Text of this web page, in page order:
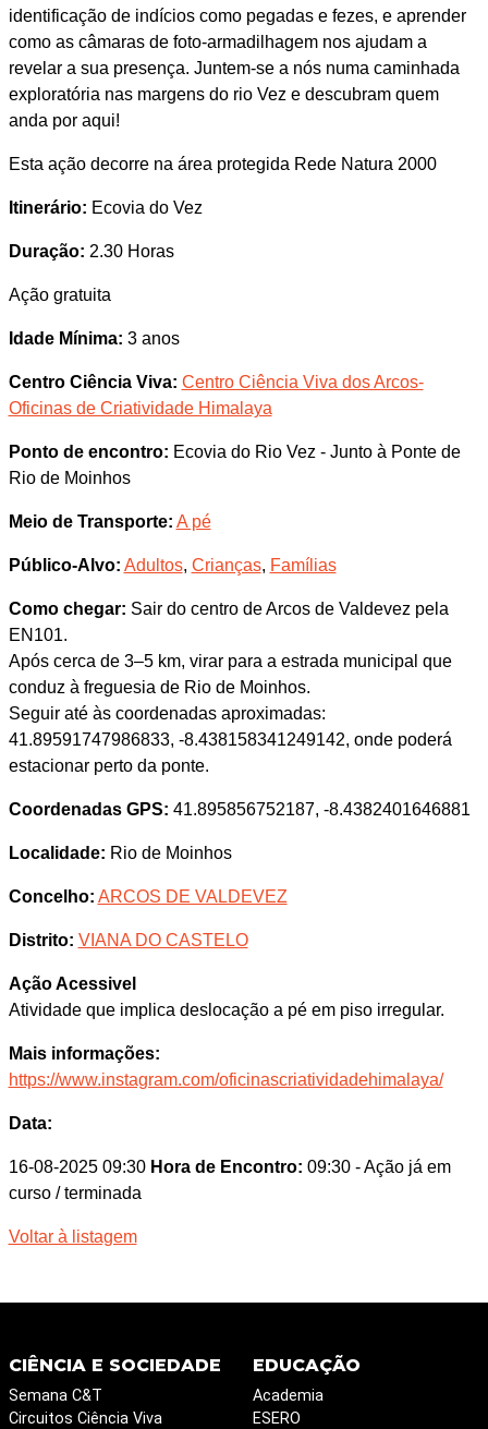
identificação de indícios como pegadas e fezes, e aprender
como as câmaras de foto-armadilhagem nos ajudam a
revelar a sua presença. Juntem-se a nós numa caminhada
exploratória nas margens do rio Vez e descubram quem
anda por aqui!
Esta ação decorre na área protegida Rede Natura 2000
Itinerário: Ecovia do Vez
Duração: 2.30 Horas
Ação gratuita
Idade Mínima: 3 anos
Centro Ciência Viva: Centro Ciência Viva dos Arcos-
Oficinas de Criatividade Himalaya
Ponto de encontro: Ecovia do Rio Vez - Junto à Ponte de
Rio de Moinhos
Meio de Transporte: A pé
Público-Alvo: Adultos, Crianças, Famílias
Como chegar: Sair do centro de Arcos de Valdevez pela
EN101.
Após cerca de 3–5 km, virar para a estrada municipal que
conduz à freguesia de Rio de Moinhos.
Seguir até às coordenadas aproximadas:
41.89591747986833, -8.438158341249142, onde poderá
estacionar perto da ponte.
Coordenadas GPS: 41.895856752187, -8.4382401646881
Localidade: Rio de Moinhos
Concelho: ARCOS DE VALDEVEZ
Distrito: VIANA DO CASTELO
Ação Acessivel
Atividade que implica deslocação a pé em piso irregular.
Mais informações:
https://www.instagram.com/oficinascriatividadehimalaya/
Data:
16-08-2025 09:30 Hora de Encontro: 09:30 - Ação já em
curso / terminada
Voltar à listagem
CIÊNCIA E SOCIEDADE
Semana C&T
Circuitos Ciência Viva
EDUCAÇÃO
Academia
ESERO